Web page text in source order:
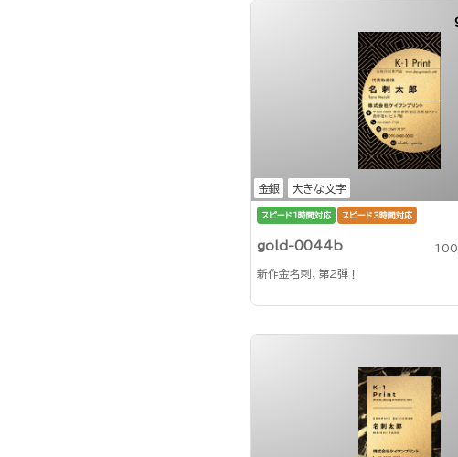
金銀 大きな文字
スピード1時間対応 スピード3時間対応
gold-0044b 100
新作金名刺、第2弾！